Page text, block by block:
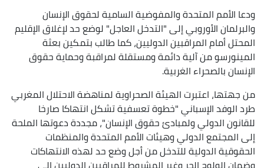
ودعا الأمم المتحدة والمفوضية السامية لحقوق الإنسان
والبرلمان الأوروبي إلى "التدخل العاجل" لوضع حد لإغلاق الإقليم
المحتل أمام المراقبين الدوليين، كما طالب بتمكين بعثة
المينورسو من آلية دائمة ومستقلة لمراقبة وحماية حقوق
الإنسان بالصحراء الغربية.
من جهتها، اعتبرت الهيئة الصحراوية لمناهضة الاحتلال المغربي
طرد الوفد الإسباني "خطوة تعسفية تشكل انتهاكا صارخا
للقانون الدولي ولمبادئ حقوق الإنسان"، مجددة دعوتها الملحة
إلى المجتمع الدولي وهيئات الأمم المتحدة والمنظمات
الحقوقية الدولية للتدخل من أجل وضع حد لهذه الانتهاكات